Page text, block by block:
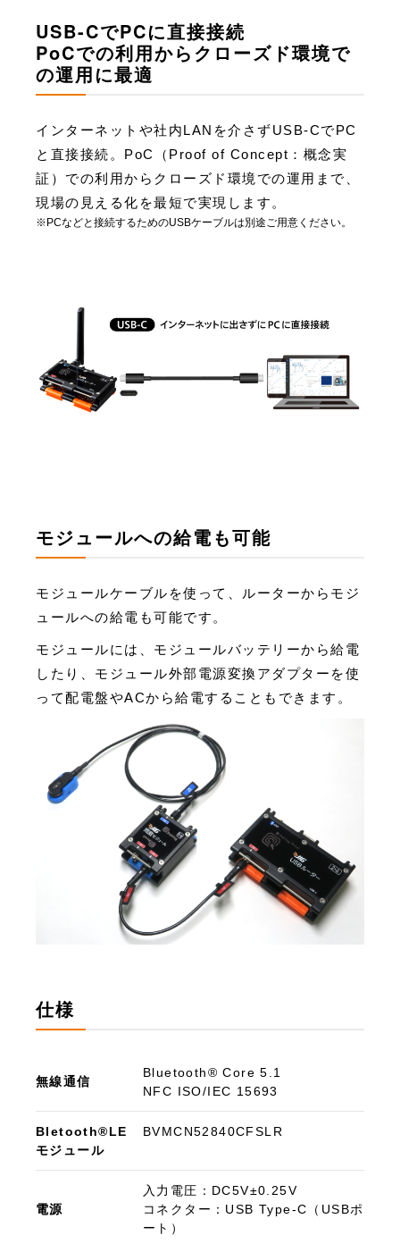
USB-CでPCに直接接続
PoCでの利用からクローズド環境で
の運用に最適
インターネットや社内LANを介さずUSB-CでPC
と直接接続。PoC（Proof of Concept：概念実
証）での利用からクローズド環境での運用まで、
現場の見える化を最短で実現します。
※PCなどと接続するためのUSBケーブルは別途ご用意ください。
モジュールへの給電も可能
モジュールケーブルを使って、ルーターからモジ
ュールへの給電も可能です。
モジュールには、モジュールバッテリーから給電
したり、モジュール外部電源変換アダプターを使
って配電盤やACから給電することもできます。
仕様
無線通信
Bluetooth® Core 5.1
NFC ISO/IEC 15693
Bletooth®LE
モジュール
BVMCN52840CFSLR
電源
入力電圧：DC5V±0.25V
コネクター：USB Type-C（USBポ
ート）